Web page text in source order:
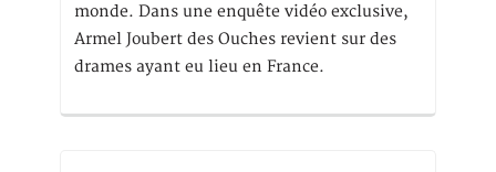
monde. Dans une enquête vidéo exclusive,
Armel Joubert des Ouches revient sur des
drames ayant eu lieu en France.